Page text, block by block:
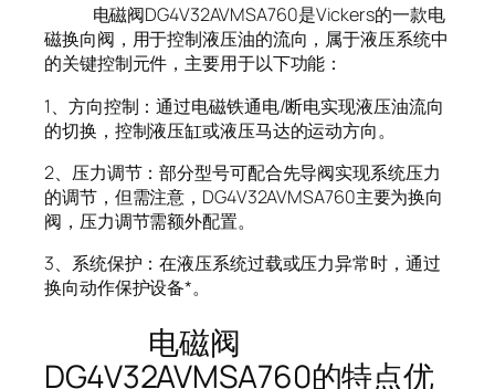
电磁阀DG4V32AVMSA760是Vickers的一款电
磁换向阀，用于控制液压油的流向，属于液压系统中
的关键控制元件，主要用于以下功能：
1、方向控制：通过电磁铁通电/断电实现液压油流向
的切换，控制液压缸或液压马达的运动方向。
2、压力调节：部分型号可配合先导阀实现系统压力
的调节，但需注意，DG4V32AVMSA760主要为换向
阀，压力调节需额外配置。
3、系统保护：在液压系统过载或压力异常时，通过
换向动作保护设备*。
电磁阀
DG4V32AVMSA760的特点优